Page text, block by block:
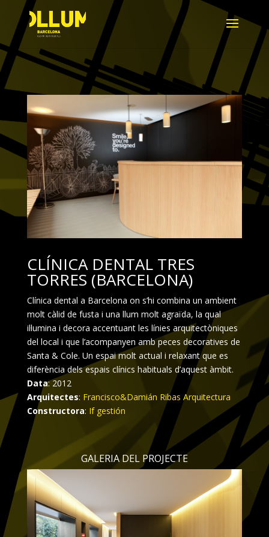
CLÍNICA DENTAL TRES
TORRES (BARCELONA)
Clínica dental a Barcelona on s’hi combina un ambient
molt càlid de fusta i una llum molt agraïda, la qual
il·lumina i decora accentuant les línies arquitectòniques
del local i que l’acompanyen amb peces decoratives de
Santa & Cole. Un espai molt actual i relaxant que es
diferència dels espais clínics habituals d’aquest àmbit.
Data: 2012
Arquitectes: Francisco&Damián Ribas Arquitectura
Constructora: If gestión
GALERIA DEL PROJECTE